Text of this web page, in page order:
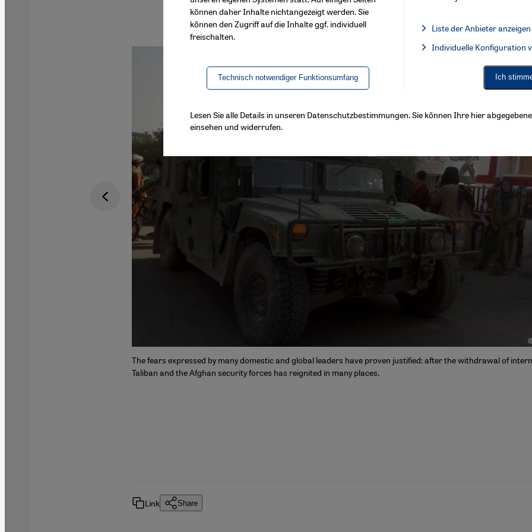
The fears expressed by many domestic and global leaders have proven justified: after the withdrawal of
Taliban and the Afghan security forces has reignited in many places.
Link Share
können daher Inhalte nichtangezeigt werden. Sie
können den Zugriff auf die Inhalte ggf. individuell
freischalten.
Technisch notwendiger Funktionsumfang
Liste der Anbieter anzeigen
Facebook Embed / Facebook
Individuelle Konfiguration
Ich
Lesen Sie alle Details in unseren Datenschutzbestimmungen. Sie können Ihre hier
einsehen und widerrufen.